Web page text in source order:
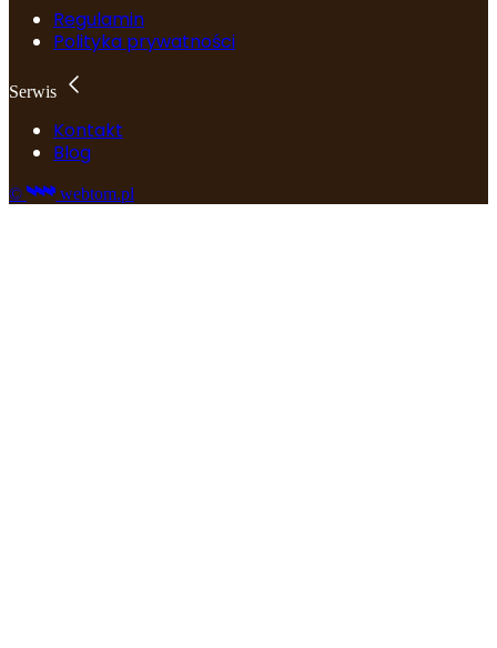
Regulamin
Polityka prywatności
Serwis
Kontakt
Blog
© webtom.pl